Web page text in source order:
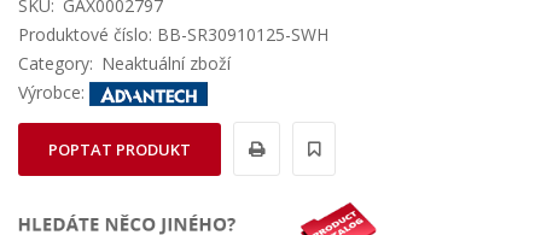
SKU: GAX0002797
Produktové číslo: BB-SR30910125-SWH
Category: Neaktuální zboží
Výrobce:
POPTAT PRODUKT